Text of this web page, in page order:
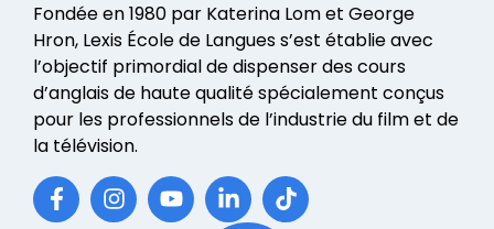
Fondée en 1980 par Katerina Lom et George
Hron, Lexis École de Langues s’est établie avec
l’objectif primordial de dispenser des cours
d’anglais de haute qualité spécialement conçus
pour les professionnels de l’industrie du film et de
la télévision.